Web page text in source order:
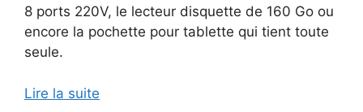
8 ports 220V, le lecteur disquette de 160 Go ou
encore la pochette pour tablette qui tient toute
seule.
Lire la suite